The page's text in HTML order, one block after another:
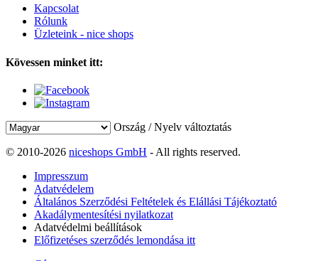
Kapcsolat
Rólunk
Üzleteink - nice shops
Kövessen minket itt:
Ország / Nyelv változtatás
© 2010-2026 niceshops GmbH - All rights reserved.
Impresszum
Adatvédelem
Általános Szerződési Feltételek és Elállási Tájékoztató
Akadálymentesítési nyilatkozat
Adatvédelmi beállítások
Előfizetéses szerződés lemondása itt